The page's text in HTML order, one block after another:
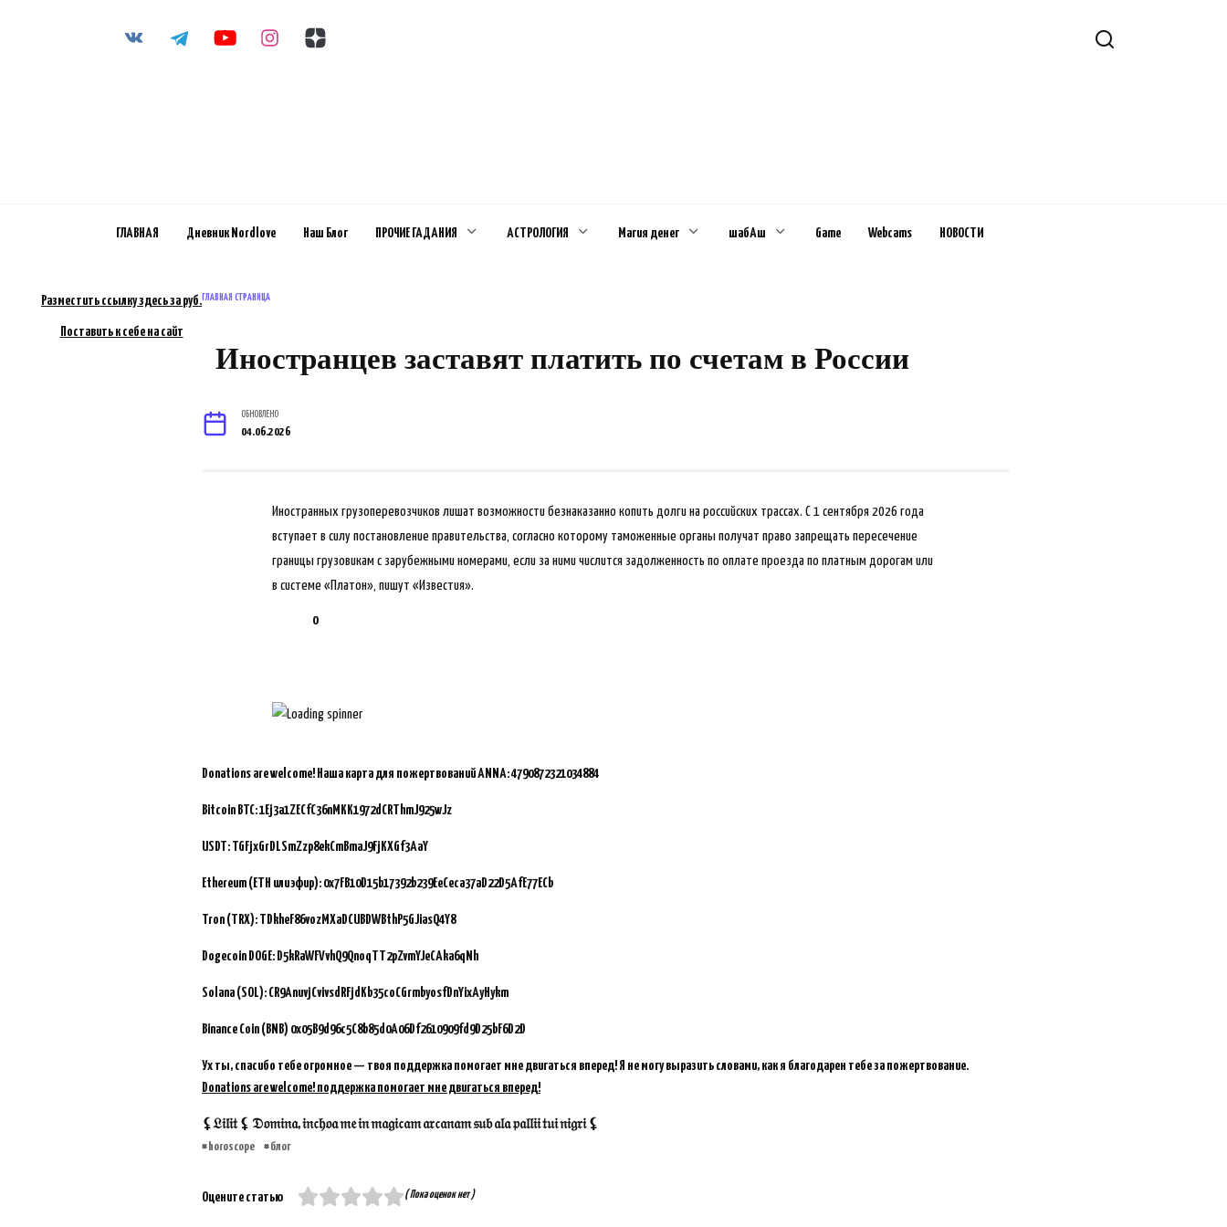
ГЛАВНАЯ Дневник Nordlove Наш Блог ПРОЧИЕ ГАДАНИЯ АСТРОЛОГИЯ Магия денег шабАш Game Webcams НОВОСТИ
ГЛАВНАЯ СТРАНИЦА
Иностранцев заставят платить по счетам в России
ОБНОВЛЕНО
04.06.2026
Иностранных грузоперевозчиков лишат возможности безнаказанно копить долги на российских трассах. С 1 сентября 2026 года
вступает в силу постановление правительства, согласно которому таможенные органы получат право запрещать пересечение
границы грузовикам с зарубежными номерами, если за ними числится задолженность по оплате проезда по платным дорогам или
в системе «Платон», пишут «Известия».
0
Donations are welcome! Наша карта для пожертвований ANNA:4790872321034884
Bitcoin BTC:1Ej3a1ZECfC36nMKK1972dCRThmJ925wJz
USDT: TGFjxGrDLSmZzp8ekCmBmaJ9FjKXGf3AaY
Ethereum (ETH или эфир): 0x7FB10D15b17392b239EeCeca37aD22D5AfE77ECb
Tron (TRX): TDkheF86vozMXaDCUBDWBthP5GJiasQ4Y8
Dogecoin DOGE: D5kRaWFVvhQ9QnoqTT2pZvmYJeCAka6qNh
Solana (SOL): CR9AnuvjCvivsdRFjdKb35coCGrmbyosfDnYixAyHykm
Binance Coin (BNB) 0x05B9d96c5C8b85d0A06Df2610909fd9D25bF6D2D
Ух ты, спасибо тебе огромное — твоя поддержка помогает мне двигаться вперед! Я не могу выразить словами, как я благодарен тебе за пожертвование.
Donations are welcome! поддержка помогает мне двигаться вперед!
⚸𝔏𝔦𝔩𝔦𝔱 ⚸ 𝔇𝔬𝔪𝔦𝔫𝔞, 𝔦𝔫𝔠𝔥𝔬𝔞 𝔪𝔢 𝔦𝔫 𝔪𝔞𝔤𝔦𝔠𝔞𝔪 𝔞𝔯𝔠𝔞𝔫𝔞𝔪 𝔰𝔲𝔟 𝔞𝔩𝔞 𝔭𝔞𝔩𝔩𝔦𝔦 𝔱𝔲𝔦 𝔫𝔦𝔤𝔯𝔦 ⚸
horoscope блог
Оцените статью ( Пока оценок нет )
Разместить ссылку здесь за руб.
Поставить к себе на сайт